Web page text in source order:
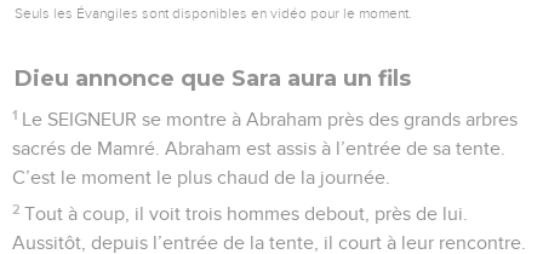
Seuls les Évangiles sont disponibles en vidéo pour le moment.
Dieu annonce que Sara aura un fils
1 Le SEIGNEUR se montre à Abraham près des grands arbres
sacrés de Mamré. Abraham est assis à l’entrée de sa tente.
C’est le moment le plus chaud de la journée.
2 Tout à coup, il voit trois hommes debout, près de lui.
Aussitôt, depuis l’entrée de la tente, il court à leur rencontre.